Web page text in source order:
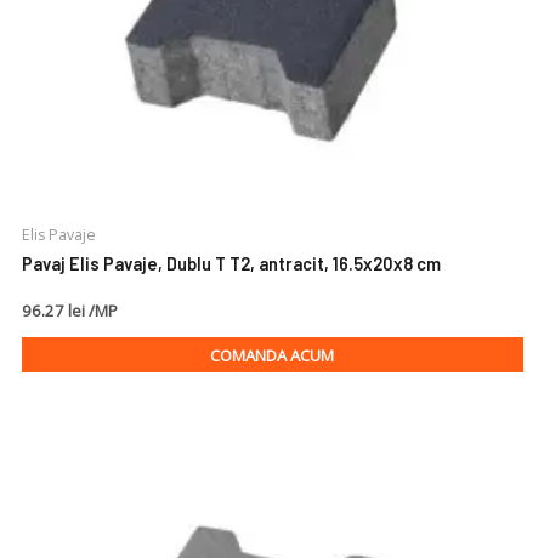
Elis Pavaje
Pavaj Elis Pavaje, Dublu T T2, antracit, 16.5x20x8 cm
96.27 lei /MP
COMANDA ACUM